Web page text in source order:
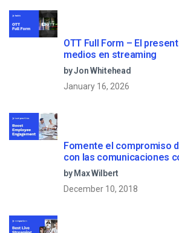
OTT Full Form – El
medios en streaming
by Jon Whitehead
January 16, 2026
Fomente el compromiso
con las comunicaciones
directo
by Max Wilbert
December 10, 2018